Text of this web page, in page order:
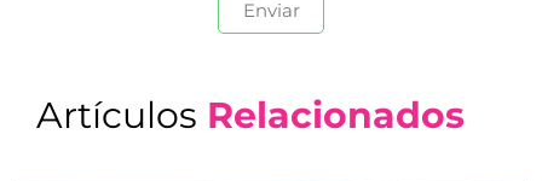
Artículos Relacionados